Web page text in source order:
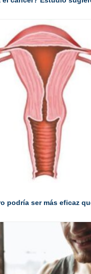
podría ser más eficaz